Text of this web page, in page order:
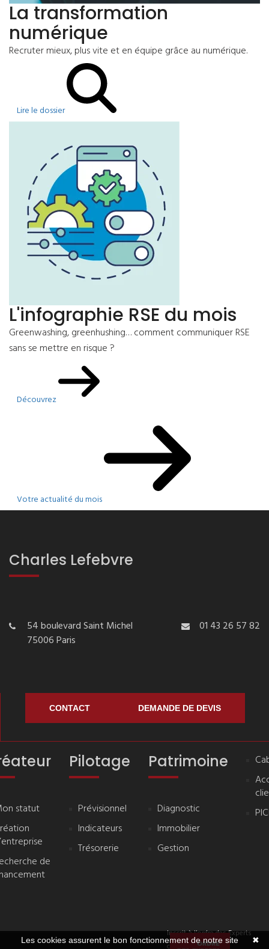
La transformation
numérique
Recruter mieux, plus vite et en équipe grâce au numérique.
Lire le dossier
L'infographie RSE du mois
Greenwashing, greenhushing… comment communiquer RSE
sans se mettre en risque ?
Découvrez
Votre actualité du mois
Charles Lefebvre
54 boulevard Saint Michel
75006 Paris
01 43 26 57 82
CONTACT DEMANDE DE DEVIS
statut
de
Pilotage
Prévisionnel
Indicateurs
Trésorerie
Patrimoine
Diagnostic
Immobilier
Gestion
Inscrit à l'ordre des Experts
✖
Les cookies assurent le bon fonctionnement de notre site